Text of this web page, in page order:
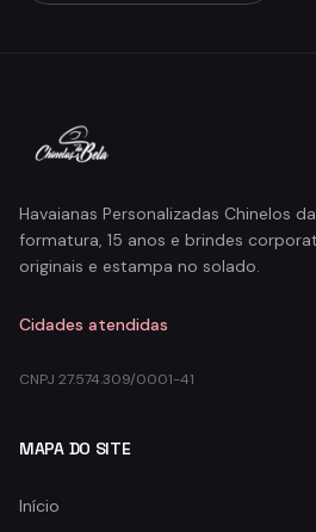
Havaianas Personalizadas Chinelos
formatura, 15 anos e brindes
originais e estampa no solado.
Cidades atendidas
CNPJ 27.574.309/0001-41
MAPA DO SITE
Início